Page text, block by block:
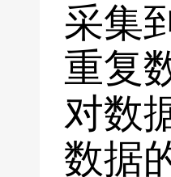
采集
重复
对数
数据